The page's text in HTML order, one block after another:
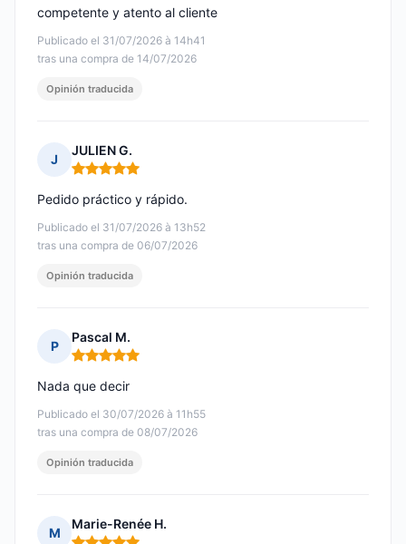
Publicado el 31/07/2026 à 14h41
tras una compra de 14/07/2026
competente y atento al cliente
Opinión traducida
J
JULIEN G.
Nota: 5 de 5
Publicado el 31/07/2026 à 13h52
tras una compra de 06/07/2026
Pedido práctico y rápido.
Opinión traducida
P
Pascal M.
Nota: 5 de 5
Publicado el 30/07/2026 à 11h55
tras una compra de 08/07/2026
Nada que decir
Opinión traducida
M
Marie-Renée H.